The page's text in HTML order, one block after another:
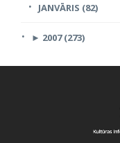
JANVĀRIS (82)
► 2007 (273)